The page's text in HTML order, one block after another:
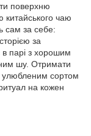
поверхню
чаю
сам за себе:
за
парі з хорошим
шу. Отримати
улюбленим сортом
на кожен